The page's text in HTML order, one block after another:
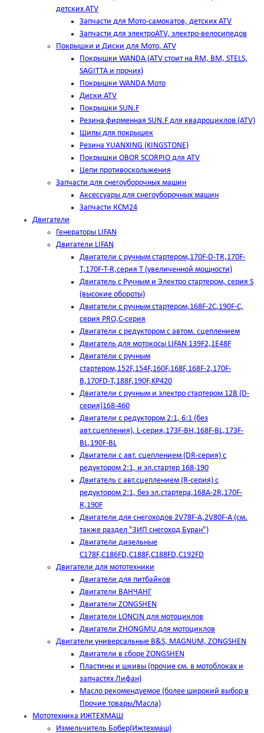
детских ATV
Запчасти для Мото-самокатов, детских ATV
Запчасти для электроATV, электро-велосипедов
Покрышки и Диски для Мото, ATV
Покрышки WANDA (АТV стоит на RM, BM, STELS,
SAGITTA и прочих)
Покрышки WANDA Мото
Диски ATV
Покрышки SUN.F
Резина фирменная SUN.F для квадроциклов (АТV)
Шипы для покрышек
Резина YUANXING (KINGSTONE)
Покрышки OBOR SCORPIO для ATV
Цепи противоскольжения
Запчасти для снегоуборочных машин
Аксессуары для снегоуборочных машин
Запчасти КСМ24
Двигатели
Генераторы LIFAN
Двигатели LIFAN
Двигатели с ручным стартером,170F-D-TR,170F-
T,170F-T-R,серия Т (увеличенной мощности)
Двигатель с Ручным и Электро стартером, серия S
(высокие обороты)
Двигатели с ручным стартером,168F-2C,190F-C,
серия PRO,C-серия
Двигатели с редуктором с автом. сцеплением
Двигатель для мотокосы LIFAN 139F2,1E48F
Двигатели с ручным
стартером,152F,154F,160F,168F,168F-2,170F-
B,170FD-T,188F,190F,KP420
Двигатели с ручным и электро стартером 12В (D-
серия)168-460
Двигатели с редуктором 2:1, 6:1 (без
авт.сцепления), L-серия,173F-BH,168F-BL,173F-
BL,190F-BL
Двигатели с авт. сцеплением (DR-серия) с
редуктором 2:1, и эл.стартер 168-190
Двигатель с авт.сцеплением (R-серия) с
редуктором 2:1, без эл.стартера,168А-2R,170F-
R,190F
Двигатели для снегоходов 2V78F-A,2V80F-A (см.
также раздел "ЗИП снегоход Буран")
Двигатели дизельные
C178F,С186FD,C188F,C188FD,C192FD
Двигатели для мототехники
Двигатели для питбайков
Двигатели ВАНЧАНГ
Двигатели ZONGSHEN
Двигатели LONCIN для мотоциклов
Двигатели ZHONGMU для мотоциклов
Двигатели универсальные B&S, MAGNUM, ZONGSHEN
Двигатели в сборе ZONGSHEN
Пластины и шкивы (прочие см. в мотоблоках и
запчастях Лифан)
Масло рекомендуемое (более широкий выбор в
Прочие товары/Масла)
Мототехника ИЖТЕХМАШ
Измельчитель Бобер(Ижтехмаш)